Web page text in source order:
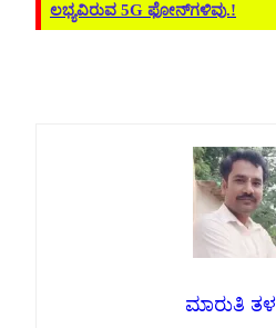
ಲಭ್ಯವಿರುವ 5G ಫೋನ್‌ಗಳಿವು.!
ಮಾರುತಿ